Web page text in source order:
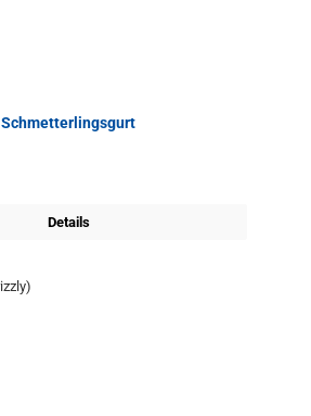
Schmetterlingsgurt
Details